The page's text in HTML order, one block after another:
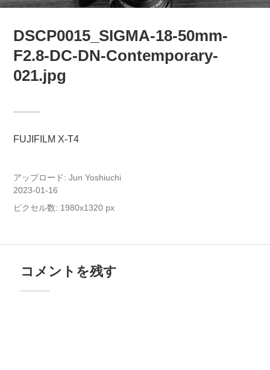
DSCP0015_SIGMA-18-50mm-
F2.8-DC-DN-Contemporary-
021.jpg
FUJIFILM X-T4
アップロード:Jun Yoshiuchi
2023-01-16
ピクセル数: 1980x1320 px
コメントを残す